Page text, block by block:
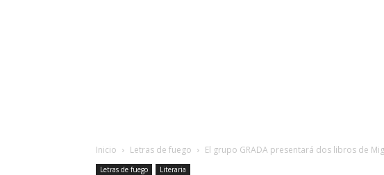
Inicio Letras de fuego El grupo GRADA presentará dos libros de
Letras de fuego Literaria